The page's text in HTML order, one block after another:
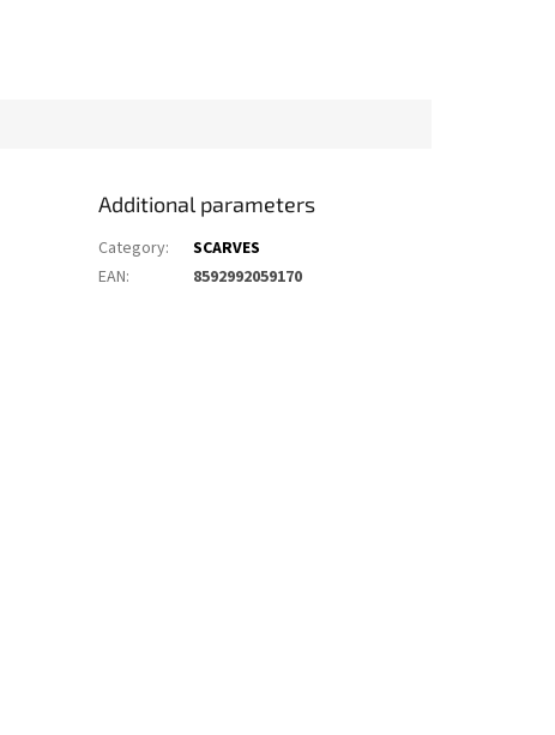
Additional parameters
Category:
SCARVES
EAN: 8592992059170